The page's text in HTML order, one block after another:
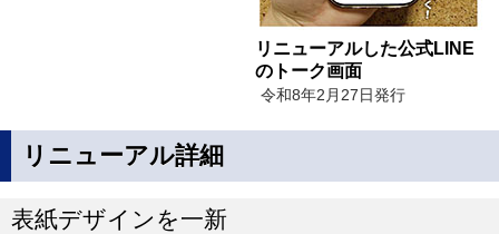
リニューアルした公式LINE
のトーク画面
令和8年2月27日発行
リニューアル詳細
表紙デザインを一新